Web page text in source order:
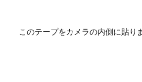
このテープをカメラの内側に貼り